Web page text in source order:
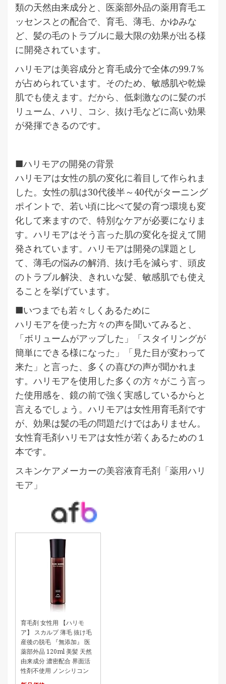
類の天然由来成分と、医薬部外品の薬用育毛エ
ッセンスとの配合で、育毛、薄毛、かゆみな
ど、髪の毛のトラブルに最大限の効果が出る様
に開発されています。
ハリモアは美容成分と育毛成分で全体の99.7％
が占められています。そのため、敏感肌や乾燥
肌でも使えます。だから、低刺激なのに髪のボ
リューム、ハリ、コシ、抜け毛などに高い効果
が発揮できるのです。
■ハリモアの開発の背景
ハリモアは女性の肌の変化に着目して作られま
した。女性の肌は30代後半～40代がターニング
ポイントで、若い頃に比べて髪の育つ環境も変
化して来ますので、特別なケアが必要になりま
す。ハリモアはそう言った肌の変化を捉えて開
発されています。ハリモアは開発の課題とし
て、薄毛の悩みの解消、抜け毛を減らす、頭皮
のトラブル解決、きれいな髪、敏感肌でも使え
ることを挙げています。
■いつまでも若々しくあるために
ハリモアを使った方々の声を聞いてみると、
「ボリュームがアップした」「スタイリングが
簡単にできる様になった」「見た目が変わって
来た」と言った、多くの喜びの声が聞かれま
す。ハリモアを使用した多くの方々がこう言っ
た使用感を、鏡の前で強く実感しているからと
言えるでしょう。ハリモアは女性用育毛剤です
が、効果は髪の毛の問題だけではありません。
女性育毛剤ハリモアは女性が若くあるための１
本です。
スキンケアメーカーの美容液育毛剤「薬用ハリ
モア」
育毛剤 女性用 【ハリモ
ア】 スカルプ 薄毛 抜け毛
産後の脱毛 『無添加』 医
薬部外品 120ml 美髪 天然
由来成分 濃密配合 界面活
性剤不使用 ノンシリコン